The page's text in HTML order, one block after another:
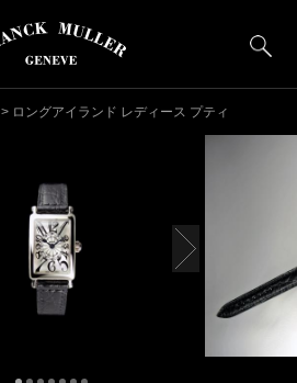
> ロングアイランド レディース プティ